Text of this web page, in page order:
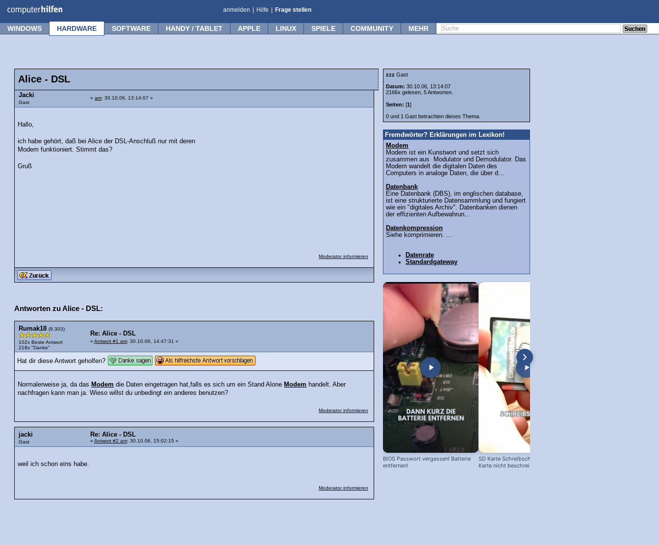
anmelden Hilfe Frage stellen
WINDOWS HARDWARE SOFTWARE HANDY / TABLET APPLE LINUX SPIELE COMMUNITY MEHR
Alice - DSL
Jacki
Gast
« am: 30.10.06, 13:14:07 »
Hallo,
ich habe gehört, daß bei Alice der DSL-Anschluß nur mit deren
Modem funktioniert. Stimmt das?
Gruß
Moderator informieren
Antworten zu Alice - DSL:
Rumak18 (9.303)
102x Beste Antwort
218x "Danke"
Re: Alice - DSL
« Antwort #1 am: 30.10.06, 14:47:31 »
Hat dir diese Antwort geholfen?
Normalerweise ja, da das Modem die Daten eingetragen hat,falls es sich um ein Stand Alone Modem handelt. Aber
nachfragen kann man ja. Wieso willst du unbedingt ein anderes benutzen?
Moderator informieren
jacki
Gast
Re: Alice - DSL
« Antwort #2 am: 30.10.06, 15:02:15 »
weil ich schon eins habe.
Moderator informieren
zzz Gast
Datum: 30.10.06, 13:14:07
2166x gelesen, 5 Antworten.
Seiten: [1]
0 und 1 Gast betrachten dieses Thema.
Fremdwörter? Erklärungen im Lexikon!
Modem
Modem ist ein Kunstwort und setzt sich
zusammen aus Modulator und Demodulator. Das
Modem wandelt die digitalen Daten des
Computers in analoge Daten, die über d...
Datenbank
Eine Datenbank (DBS), im englischen database,
ist eine strukturierte Datensammlung und fungiert
wie ein "digitales Archiv". Datenbanken dienen
der effizienten Aufbewahrun...
Datenkompression
Siehe komprimieren. ...
Datenrate
Standardgateway
BIOS Passwort vergessen! Batterie
entfernen!
SD Karte Schreibschutz austricksen:
Karte nicht beschreibbar?